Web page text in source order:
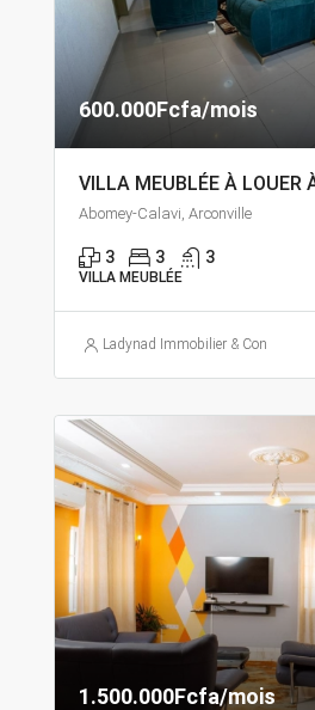
600.000Fcfa/mois
Abomey-Calavi, Arconville
3 3 3
VILLA MEUBLÉE
Ladynad Immobilier & Construction
1.500.000Fcfa/mois